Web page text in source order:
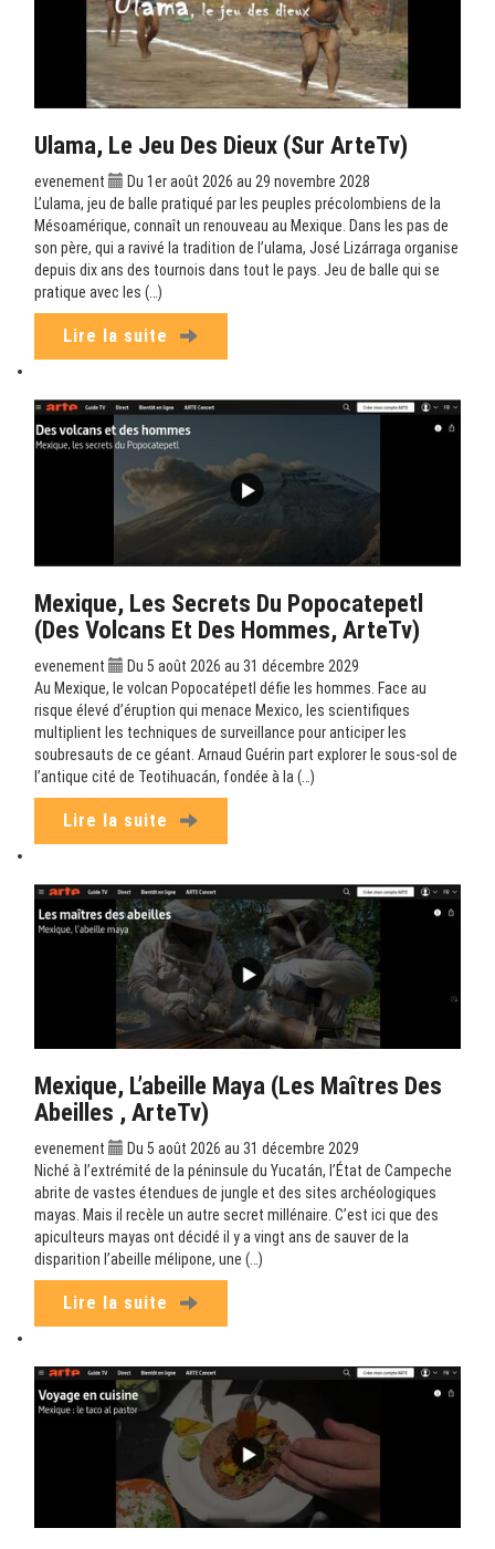
Ulama, Le Jeu Des Dieux (sur ArteTv)
evenement
Du 1er août 2026 au 29 novembre 2028
L’ulama, jeu de balle pratiqué par les peuples précolombiens de la
Mésoamérique, connaît un renouveau au Mexique. Dans les pas de
son père, qui a ravivé la tradition de l’ulama, José Lizárraga organise
depuis dix ans des tournois dans tout le pays. Jeu de balle qui se
pratique avec les (…)
Lire la suite
Mexique, Les Secrets Du Popocatepetl
(Des Volcans Et Des Hommes, ArteTv)
evenement
Du 5 août 2026 au 31 décembre 2029
Au Mexique, le volcan Popocatépetl défie les hommes. Face au
risque élevé d’éruption qui menace Mexico, les scientifiques
multiplient les techniques de surveillance pour anticiper les
soubresauts de ce géant. Arnaud Guérin part explorer le sous-sol de
l’antique cité de Teotihuacán, fondée à la (…)
Lire la suite
Mexique, L’abeille Maya (Les Maîtres Des
Abeilles , ArteTv)
evenement
Du 5 août 2026 au 31 décembre 2029
Niché à l’extrémité de la péninsule du Yucatán, l’État de Campeche
abrite de vastes étendues de jungle et des sites archéologiques
mayas. Mais il recèle un autre secret millénaire. C’est ici que des
apiculteurs mayas ont décidé il y a vingt ans de sauver de la
disparition l’abeille mélipone, une (…)
Lire la suite